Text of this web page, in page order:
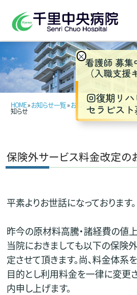
HOME»お知らせ一覧»お知らせ»大切なお知ら
知らせ
保険外サービス料金改定の
平素よりお世話になっております。
昨今の原材料高騰・諸経費の値上
当院におきましても以下の保険
定させて頂きます。尚、料金体系
目的とし利用料金を一律に変更
内申し上げます。
×看護師 募集
（入職支援
回復期リ
セラピス